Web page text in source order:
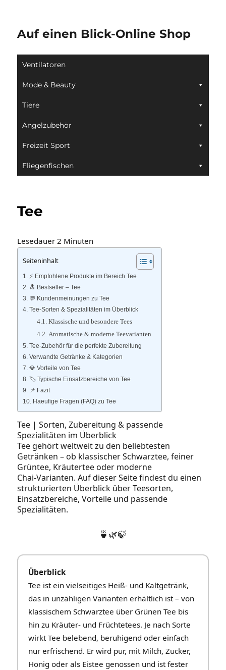
Auf einen Blick-Online Shop
Ventilatoren
Mode & Beauty
Tiere
Angelzubehör
Freizeit Sport
Fliegenfischen
Tee
Lesedauer 2 Minuten
Seiteninhalt
⚡️ Empfohlene Produkte im Bereich Tee
🔝 Bestseller – Tee
💬 Kundenmeinungen zu Tee
Tee-Sorten & Spezialitäten im Überblick
Klassische und besondere Tees
Aromatische & moderne Teevarianten
Tee‑Zubehör für die perfekte Zubereitung
Verwandte Getränke & Kategorien
💎 Vorteile von Tee
🏷️ Typische Einsatzbereiche von Tee
📌 Fazit
Haeufige Fragen (FAQ) zu Tee
Tee | Sorten, Zubereitung & passende
Spezialitäten im Überblick
Tee gehört weltweit zu den beliebtesten
Getränken – ob klassischer Schwarztee, feiner
Grüntee, Kräutertee oder moderne
Chai‑Varianten. Auf dieser Seite findest du einen
strukturierten Überblick über Teesorten,
Einsatzbereiche, Vorteile und passende
Spezialitäten.
🍵🌿🍃
Überblick
Tee ist ein vielseitiges Heiß- und Kaltgetränk,
das in unzähligen Varianten erhältlich ist – von
klassischem Schwarztee über Grünen Tee bis
hin zu Kräuter- und Früchtetees. Je nach Sorte
wirkt Tee belebend, beruhigend oder einfach
nur erfrischend. Er wird pur, mit Milch, Zucker,
Honig oder als Eistee genossen und ist fester